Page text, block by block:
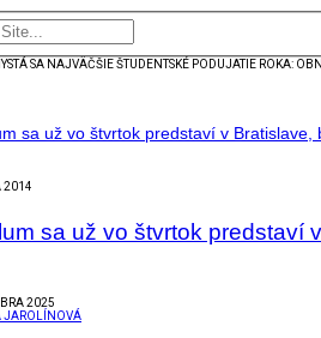
SA NAJVÄČŠIE ŠTUDENTSKÉ PODUJATIE ROKA:
2014
sa už vo štvrtok predstaví
2025
JAROLÍNOVÁ